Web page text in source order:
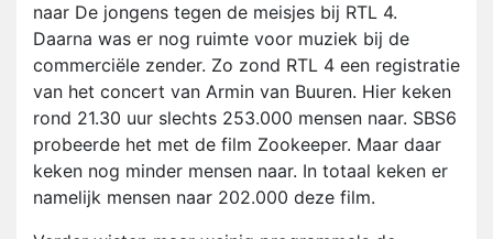
naar De jongens tegen de meisjes bij RTL 4.
Daarna was er nog ruimte voor muziek bij de
commerciële zender. Zo zond RTL 4 een registratie
van het concert van Armin van Buuren. Hier keken
rond 21.30 uur slechts 253.000 mensen naar. SBS6
probeerde het met de film Zookeeper. Maar daar
keken nog minder mensen naar. In totaal keken er
namelijk mensen naar 202.000 deze film.